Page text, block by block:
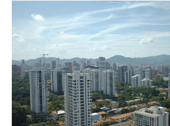
Imobiliária
em
Bernardo
do
Campo:
Atendimento